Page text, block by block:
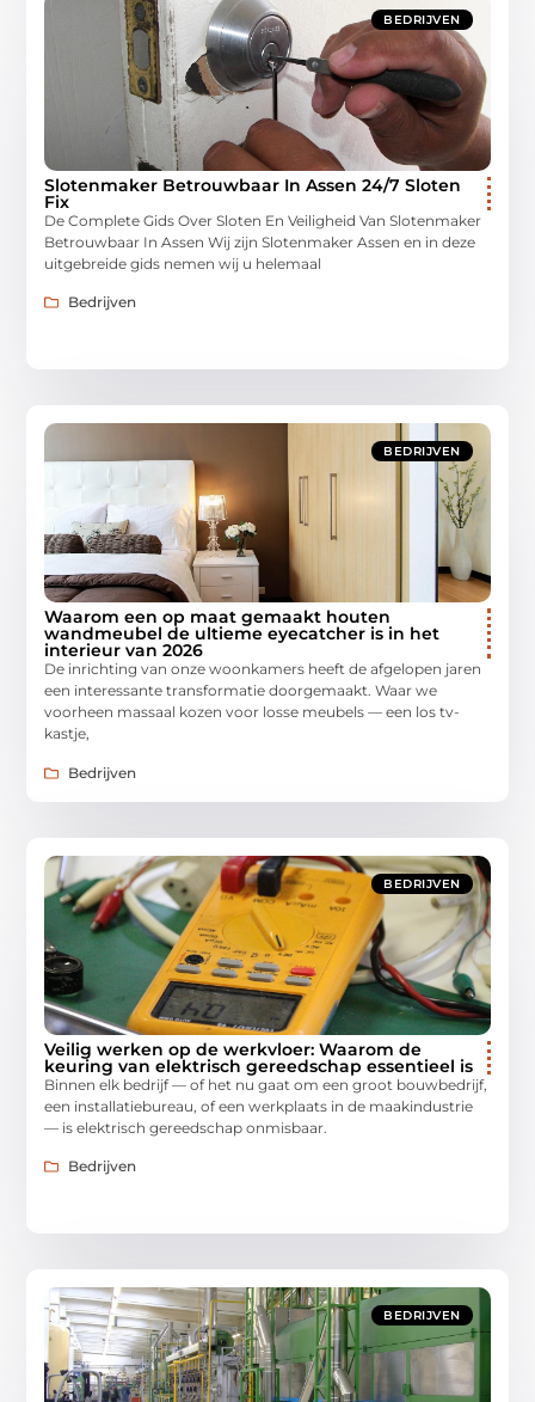
BEDRIJVEN
Slotenmaker Betrouwbaar In Assen 24/7 Sloten
Fix
De Complete Gids Over Sloten En Veiligheid Van Slotenmaker
Betrouwbaar In Assen Wij zijn Slotenmaker Assen en in deze
uitgebreide gids nemen wij u helemaal
Bedrijven
BEDRIJVEN
Waarom een op maat gemaakt houten
wandmeubel de ultieme eyecatcher is in het
interieur van 2026
De inrichting van onze woonkamers heeft de afgelopen jaren
een interessante transformatie doorgemaakt. Waar we
voorheen massaal kozen voor losse meubels — een los tv-
kastje,
Bedrijven
BEDRIJVEN
Veilig werken op de werkvloer: Waarom de
keuring van elektrisch gereedschap essentieel is
Binnen elk bedrijf — of het nu gaat om een groot bouwbedrijf,
een installatiebureau, of een werkplaats in de maakindustrie
— is elektrisch gereedschap onmisbaar.
Bedrijven
BEDRIJVEN